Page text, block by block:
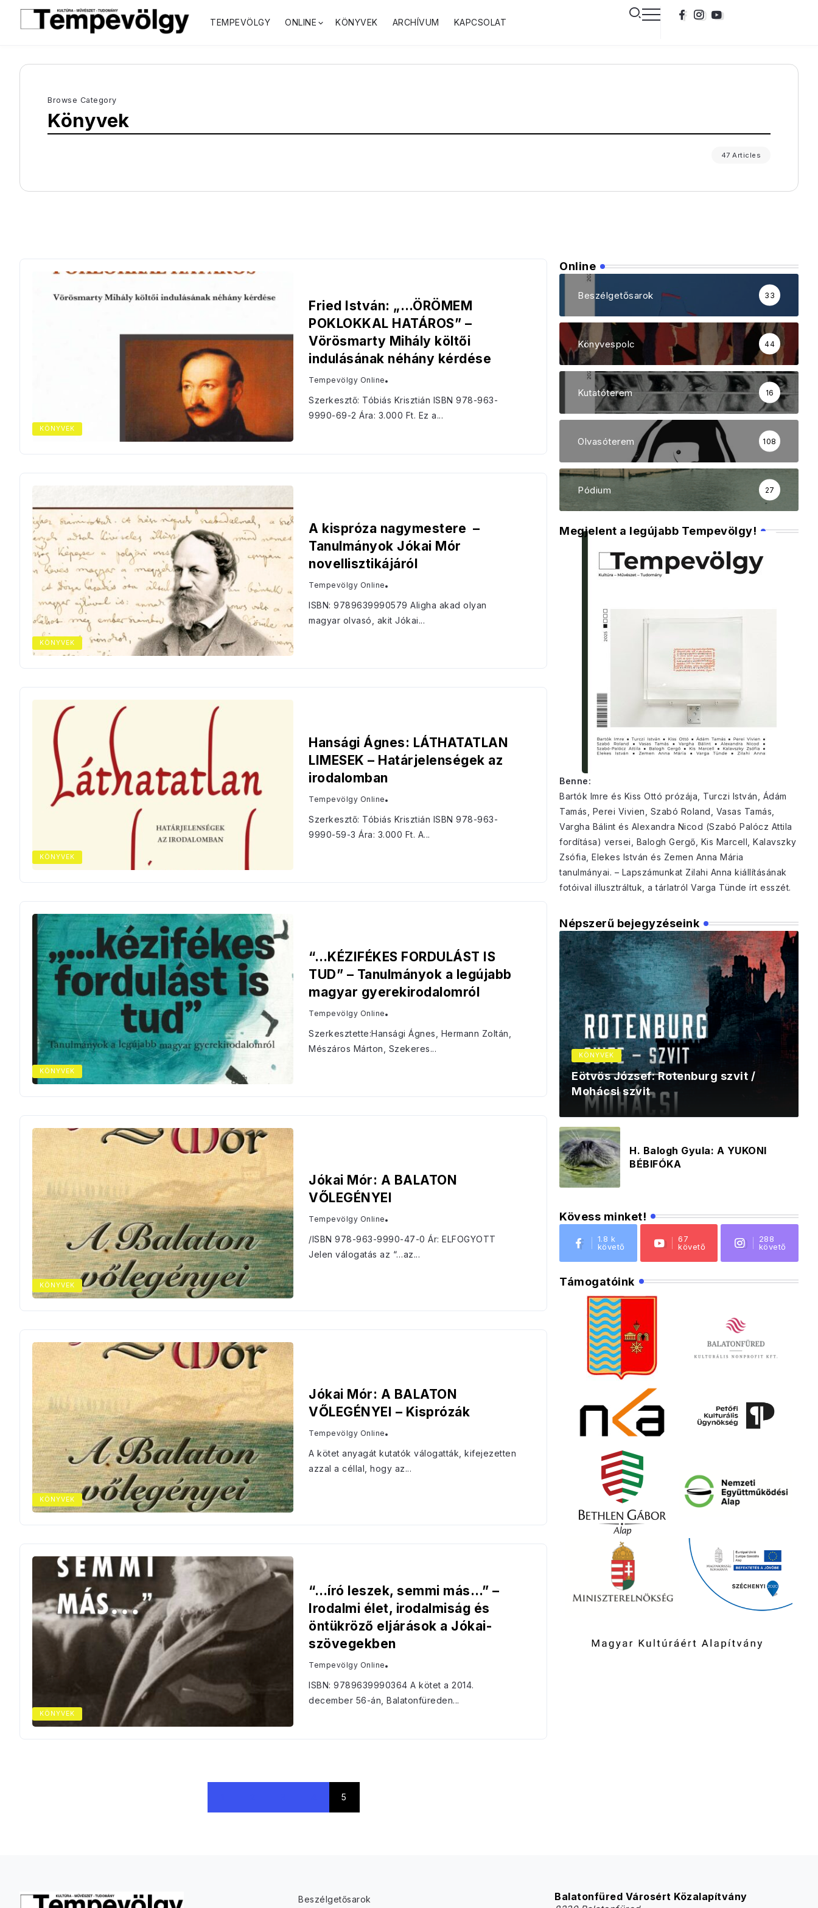
TEMPEVÖLGY ONLINE KÖNYVEK ARCHÍVUM KAPCSOLAT
Browse Category
Könyvek
47 Articles
KÖNYVEK
Fried István: „…ÖRÖMEM
POKLOKKAL HATÁROS” –
Vörösmarty Mihály költői
indulásának néhány kérdése
Tempevölgy Online
Szerkesztő: Tóbiás Krisztián ISBN 978-963-
9990-69-2 Ára: 3.000 Ft. Ez a...
KÖNYVEK
A kispróza nagymestere –
Tanulmányok Jókai Mór
novellisztikájáról
Tempevölgy Online
ISBN: 9789639990579 Aligha akad olyan
magyar olvasó, akit Jókai...
KÖNYVEK
Hansági Ágnes: LÁTHATATLAN
LIMESEK – Határjelenségek az
irodalomban
Tempevölgy Online
Szerkesztő: Tóbiás Krisztián ISBN 978-963-
9990-59-3 Ára: 3.000 Ft. A...
KÖNYVEK
“…KÉZIFÉKES FORDULÁST IS
TUD” – Tanulmányok a legújabb
magyar gyerekirodalomról
Tempevölgy Online
Szerkesztette:Hansági Ágnes, Hermann Zoltán,
Mészáros Márton, Szekeres...
KÖNYVEK
Jókai Mór: A BALATON
VŐLEGÉNYEI
Tempevölgy Online
/ISBN 978-963-9990-47-0 Ár: ELFOGYOTT
Jelen válogatás az “…az...
KÖNYVEK
Jókai Mór: A BALATON
VŐLEGÉNYEI – Kisprózák
Tempevölgy Online
A kötet anyagát kutatók válogatták, kifejezetten
azzal a céllal, hogy az...
KÖNYVEK
“…író leszek, semmi más…” –
Irodalmi élet, irodalmiság és
öntükröző eljárások a Jókai-
szövegekben
Tempevölgy Online
ISBN: 9789639990364 A kötet a 2014.
december 56-án, Balatonfüreden...
5
Online
Beszélgetősarok 33
Könyvespolc 44
Kutatóterem 16
Olvasóterem 108
Pódium 27
Megjelent a legújabb Tempevölgy!
Benne:
Bartók Imre és Kiss Ottó prózája, Turczi István, Ádám
Tamás, Perei Vivien, Szabó Roland, Vasas Tamás,
Vargha Bálint és Alexandra Nicod (Szabó Palócz Attila
fordítása) versei, Balogh Gergő, Kis Marcell, Kalavszky
Zsófia, Elekes István és Zemen Anna Mária
tanulmányai. – Lapszámunkat Zilahi Anna kiállításának
fotóival illusztráltuk, a tárlatról Varga Tünde írt esszét.
Népszerű bejegyzéseink
KÖNYVEK
Eötvös József: Rotenburg szvit /
Mohácsi szvit
H. Balogh Gyula: A YUKONI
BÉBIFÓKA
Kövess minket!
1.8 k
követő
67
követő
288
követő
Támogatóink
Beszélgetősarok Balatonfüred Városért Közalapítvány